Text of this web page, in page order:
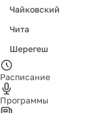
Чайковский
Чита
Шерегеш
Расписание
Программы